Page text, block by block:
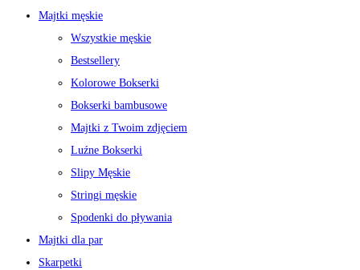
Majtki męskie
Wszystkie męskie
Bestsellery
Kolorowe Bokserki
Bokserki bambusowe
Majtki z Twoim zdjęciem
Luźne Bokserki
Slipy Męskie
Stringi męskie
Spodenki do pływania
Majtki dla par
Skarpetki